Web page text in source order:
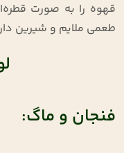
قهوه را به صورت
طعمی ملایم و شیرین
فنجان و ماگ: